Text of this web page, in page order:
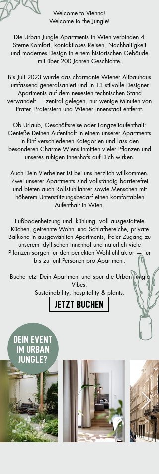
Welcome to Vienna!
Welcome to the Jungle!
Die Urban Jungle Apartments in Wien verbinden 4-
Sterne-Komfort, kontaktloses Reisen, Nachhaltigkeit
und modernes Design in einem historischen Gebäude
mit über 200 Jahren Geschichte.
Bis Juli 2023 wurde das charmante Wiener Altbauhaus
umfassend generalsaniert und in 13 stilvolle Designer
Apartments auf dem neuesten technischen Stand
verwandelt — zentral gelegen, nur wenige Minuten von
Prater, Praterstern und Wiener Innenstadt entfernt.
Ob Urlaub, Geschäftsreise oder Langzeitaufenthalt:
Genieße Deinen Aufenthalt in einem unserer Apartments
in fünf verschiedenen Kategorien und lass den
besonderen Charme Wiens inmitten vieler Pflanzen und
unseres ruhigen Innenhofs auf Dich wirken.
Auch Dein Vierbeiner ist bei uns herzlich willkommen.
Zwei unserer Apartments sind vollständig barrierefrei
und bieten auch Rollstuhlfahrer sowie Menschen mit
höherem Unterstützungsbedarf einen komfortablen
Aufenthalt in Wien.
Fußbodenheizung und -kühlung, voll ausgestattete
Küchen, getrennte Wohn- und Schlafbereiche, private
Balkone in ausgewählten Apartments, freier Zugang zu
unserem idyllischen Innenhof und natürlich viele
Pflanzen sorgen für den perfekten Wohlfühlfaktor — für
bis zu fünf Personen pro Apartment.
Buche jetzt Dein Apartment und spür die Urban Jungle
Vibes.
Sustainability, hospitality & plants.
JETZT BUCHEN
DEIN EVENT
IM URBAN
JUNGLE?